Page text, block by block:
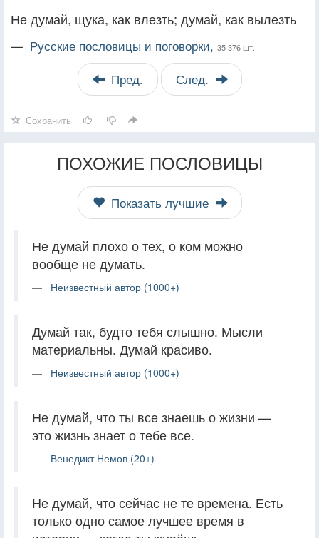
Не думай, щука, как влезть; думай, как вылезть
— Русские пословицы и поговорки, 35 376 шт.
Пред. След.
Сохранить
ПОХОЖИЕ ПОСЛОВИЦЫ
Показать лучшие
Не думай плохо о тех, о ком можно
вообще не думать.
Неизвестный автор (1000+)
Думай так, будто тебя слышно. Мысли
материальны. Думай красиво.
Неизвестный автор (1000+)
Не думай, что ты все знаешь о жизни —
это жизнь знает о тебе все.
Венедикт Немов (20+)
Не думай, что сейчас не те времена. Есть
только одно самое лучшее время в